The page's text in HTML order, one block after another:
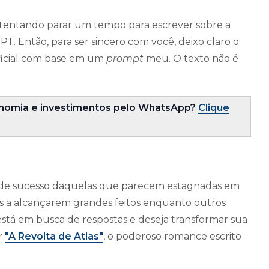
parar um tempo para escrever sobre a
Então, para ser sincero com você, deixo claro o
com base em um prompt meu. O texto não é
e investimentos pelo WhatsApp? Cl ique
sucesso daquelas que parecem estagnadas em
a alcançarem grandes feitos enquanto outros
em busca de respostas e deseja transformar sua
"A Revolta de Atlas", o poderoso romance escrito